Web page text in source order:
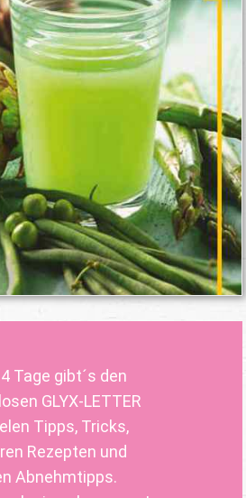
Tage gibt´s den
GLYX-LETTER
Tipps, Tricks,
Rezepten und
Abnehmtipps.